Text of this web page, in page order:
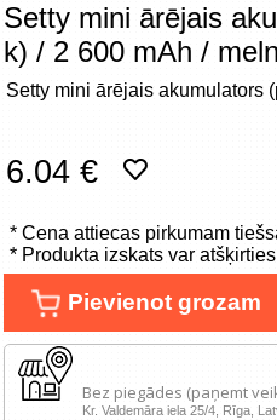
Viedierīces
TV, Foto un elektronika
Setty mini ārējais
k) / 2 600 mAh /
Setty mini ārējais akumulators
6.04 €
* Cena attiecas pirkumam
* Produkta izskats var
Pievienot grozam
Bez piegādes (paņemt
Kr. Valdemāra iela 25/4, Rīga,